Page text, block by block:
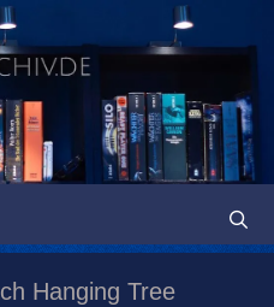
Hanging Tree